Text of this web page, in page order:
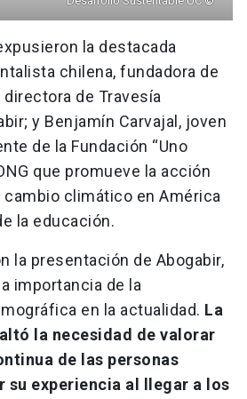
la destacada
chilena, fundadora de
directora de Travesía
y Benjamín Carvajal, joven
de la Fundación “Uno
que promueve la acción
climático en América
la educación.
la presentación de Abogabir,
importancia de la
en la actualidad. La
la necesidad de valorar
de las personas
su experiencia al llegar a los